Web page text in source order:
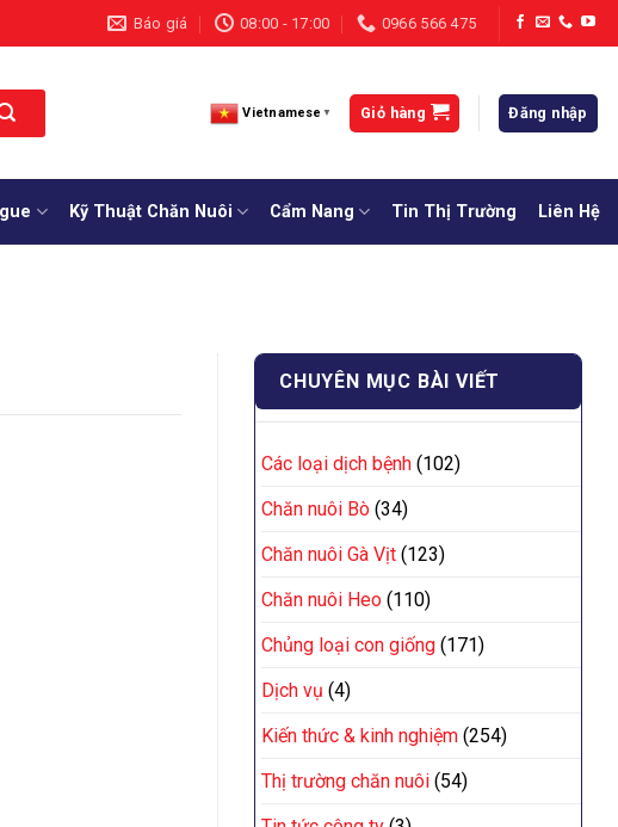
Báo giá 08:00 - 17:00 0966 566 475
Vietnamese ▼ Giỏ hàng Đăng nhập
Kỹ Thuật Chăn Nuôi Cẩm Nang Tin Thị Trường Liên Hệ
CHUYÊN MỤC BÀI VIẾT
Các loại dịch bệnh (102)
Chăn nuôi Bò (34)
Chăn nuôi Gà Vịt (123)
Chăn nuôi Heo (110)
Chủng loại con giống (171)
Dịch vụ (4)
Kiến thức & kinh nghiệm (254)
Thị trường chăn nuôi (54)